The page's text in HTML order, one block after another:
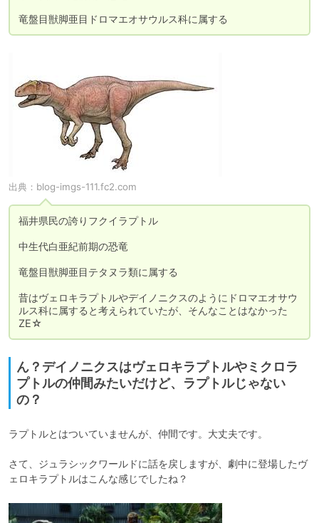
竜盤目獣脚亜目ドロマエオサウルス科に属する
出典： blog-imgs-111.fc2.com
福井県民の誇りフクイラプトル
中生代白亜紀前期の恐竜
竜盤目獣脚亜目テタヌラ類に属する
昔はヴェロキラプトルやデイノニクスのようにドロマエオサウ
ルス科に属すると考えられていたが、そんなことはなかった
ZE☆
ん？デイノニクスはヴェロキラプトルやミクロラ
プトルの仲間みたいだけど、ラプトルじゃない
の？
ラプトルとはついていませんが、仲間です。大丈夫です。
さて、ジュラシックワールドに話を戻しますが、劇中に登場したヴ
ェロキラプトルはこんな感じでしたね？